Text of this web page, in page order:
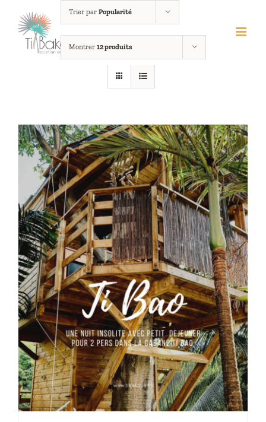
contenu
Trier par Popularité
Montrer 12 produits